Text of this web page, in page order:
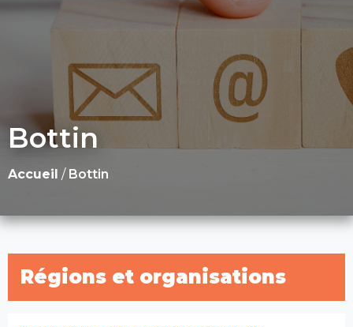
Bottin
Accueil / Bottin
Régions et organisations